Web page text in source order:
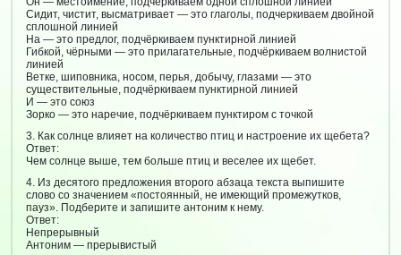
Сидит, чистит, высматривает — это глаголы, подчеркиваем двойной
сплошной линией
На — это предлог, подчёркиваем пунктирной линией
Гибкой, чёрными — это прилагательные, подчёркиваем волнистой
линией
Ветке, шиповника, носом, перья, добычу, глазами — это
существительные, подчёркиваем пунктирной линией
И — это союз
Зорко — это наречие, подчёркиваем пунктиром с точкой
3. Как солнце влияет на количество птиц и настроение их щебета?
Ответ:
Чем солнце выше, тем больше птиц и веселее их щебет.
4. Из десятого предложения второго абзаца текста выпишите
слово со значением «постоянный, не имеющий промежутков,
пауз». Подберите и запишите антоним к нему.
Ответ:
Непрерывный
Антоним — прерывистый